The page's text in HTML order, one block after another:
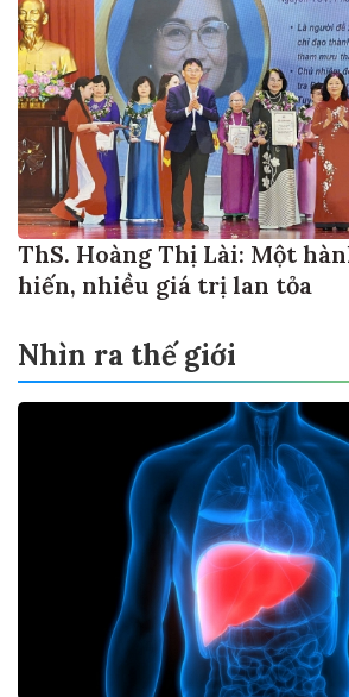
ThS. Hoàng Thị Lài: Một
hiến, nhiều giá trị lan tỏa
Nhìn ra thế giới